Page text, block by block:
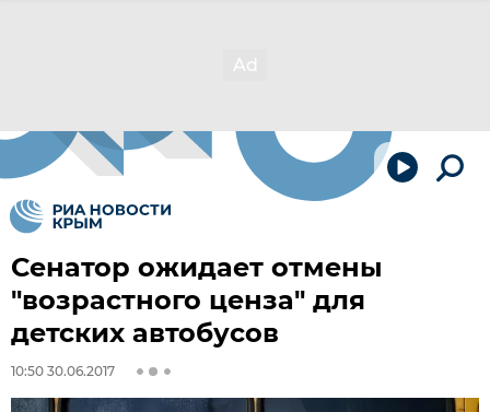
Сенатор ожидает отмены
"возрастного ценза" для
детских автобусов
10:50 30.06.2017